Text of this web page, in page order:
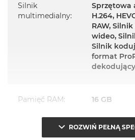
Najważniejsze cechy:
ozdobą, gdziekolwiek się pojawi.
TURBODOPALANY CZIPEM M4
zrobisz więcej szybciej. Bawisz
Silnik
multimedialny:
Sprzętowa
H.264,
RAW,
wideo,
Silnik
format
dekodujący
Pamięć RAM: 16 GB
ROZWIŃ PEŁNĄ